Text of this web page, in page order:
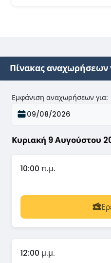
Πίνακας αναχωρήσεων
Κυριακή 9 Αυγούστου
Εμφάνιση αναχωρήσεων για:
09/08/2026
10:00 π.μ.
12:00 μ.μ.